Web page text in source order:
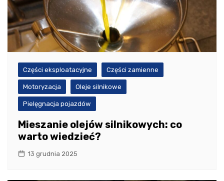
Części eksploatacyjne Części zamienne
Motoryzacja Oleje silnikowe
Pielęgnacja pojazdów
Mieszanie olejów silnikowych: co
warto wiedzieć?
13 grudnia 2025